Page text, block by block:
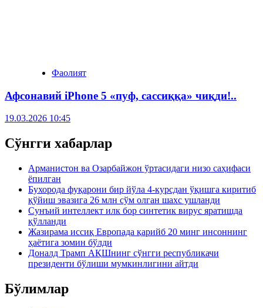
Фаолият
Афсонавий iPhone 5 «пуф, сассиққа» чиқди!..
19.03.2026 10:45
Сўнгги хабарлар
Арманистон ва Озарбайжон ўртасидаги низо саҳифаси
ёпилган
Бухорода фуқарони бир йўла 4-курсдан ўқишга киритиб
қўйиш эвазига 26 млн сўм олган шахс ушланди
Сунъий интеллект илк бор синтетик вирус яратишда
қўлланди
Жазирама иссиқ Европада қарийб 20 минг инсоннинг
ҳаётига зомин бўлди
Доналд Трамп АҚШнинг сўнгги республикачи
президенти бўлиши мумкинлигини айтди
Бўлимлар